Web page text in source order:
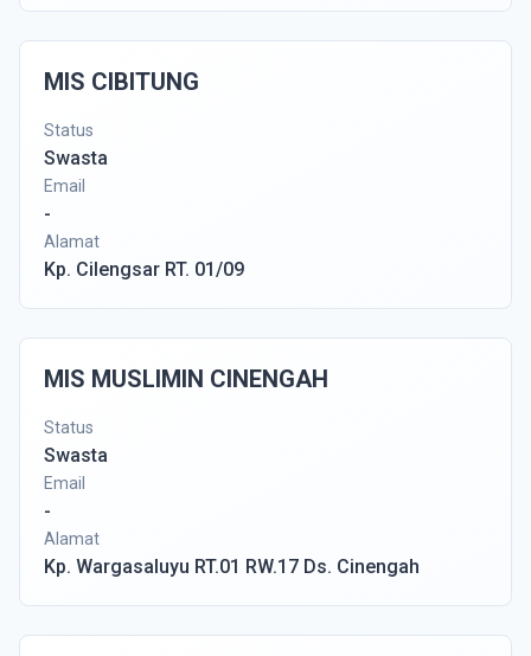
MIS CIBITUNG
Status
Swasta
Email
-
Alamat
Kp. Cilengsar RT. 01/09
MIS MUSLIMIN CINENGAH
Status
Swasta
Email
-
Alamat
Kp. Wargasaluyu RT.01 RW.17 Ds. Cinengah